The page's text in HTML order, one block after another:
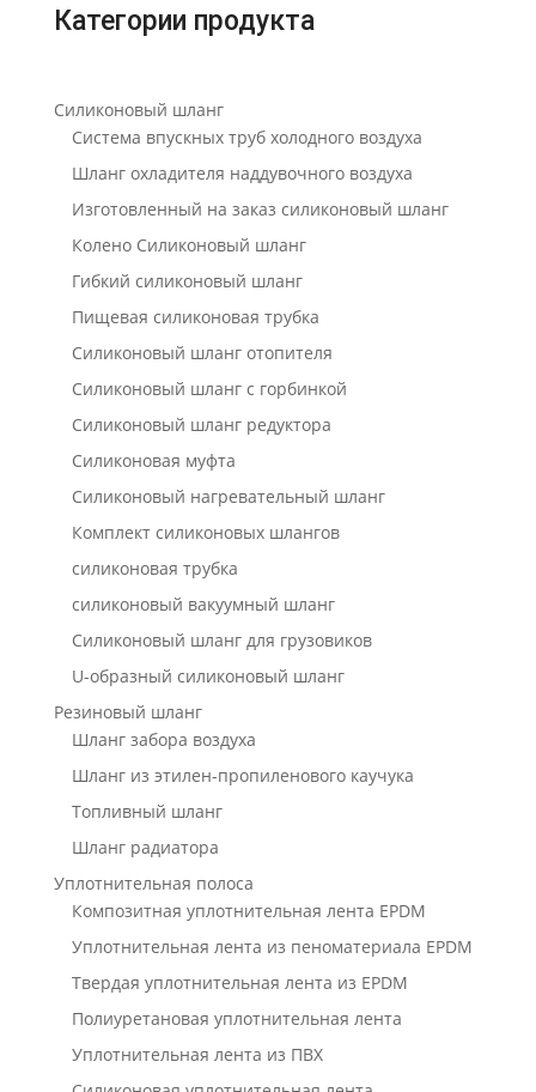
Категории продукта
Силиконовый шланг
Система впускных труб холодного воздуха
Шланг охладителя наддувочного воздуха
Изготовленный на заказ силиконовый шланг
Колено Силиконовый шланг
Гибкий силиконовый шланг
Пищевая силиконовая трубка
Силиконовый шланг отопителя
Силиконовый шланг с горбинкой
Силиконовый шланг редуктора
Силиконовая муфта
Силиконовый нагревательный шланг
Комплект силиконовых шлангов
силиконовая трубка
силиконовый вакуумный шланг
Силиконовый шланг для грузовиков
U-образный силиконовый шланг
Резиновый шланг
Шланг забора воздуха
Шланг из этилен-пропиленового каучука
Топливный шланг
Шланг радиатора
Уплотнительная полоса
Композитная уплотнительная лента EPDM
Уплотнительная лента из пеноматериала EPDM
Твердая уплотнительная лента из EPDM
Полиуретановая уплотнительная лента
Уплотнительная лента из ПВХ